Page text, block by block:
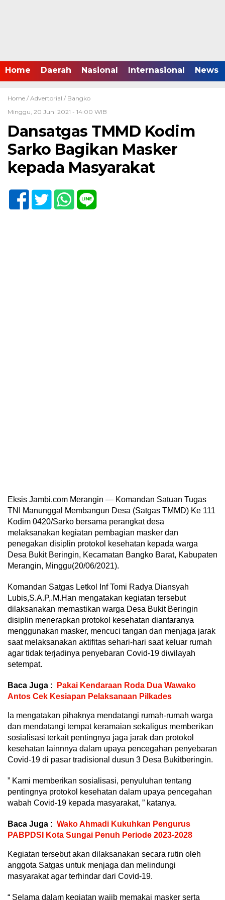
Home Daerah Nasional Internasional News
Home / Advertorial / Bangko
Minggu, 20 Juni 2021 - 14:00 WIB
Dansatgas TMMD Kodim
Sarko Bagikan Masker
kepada Masyarakat
Eksis Jambi.com Merangin — Komandan Satuan Tugas
TNI Manunggal Membangun Desa (Satgas TMMD) Ke 111
Kodim 0420/Sarko bersama perangkat desa
melaksanakan kegiatan pembagian masker dan
penegakan disiplin protokol kesehatan kepada warga
Desa Bukit Beringin, Kecamatan Bangko Barat, Kabupaten
Merangin, Minggu(20/06/2021).
Komandan Satgas Letkol Inf Tomi Radya Diansyah
Lubis,S.A.P,.M.Han mengatakan kegiatan tersebut
dilaksanakan memastikan warga Desa Bukit Beringin
disiplin menerapkan protokol kesehatan diantaranya
menggunakan masker, mencuci tangan dan menjaga jarak
saat melaksanakan aktifitas sehari-hari saat keluar rumah
agar tidak terjadinya penyebaran Covid-19 diwilayah
setempat.
Baca Juga :
Pakai Kendaraan Roda Dua Wawako
Antos Cek Kesiapan Pelaksanaan Pilkades
Ia mengatakan pihaknya mendatangi rumah-rumah warga
dan mendatangi tempat keramaian sekaligus memberikan
sosialisasi terkait pentingnya jaga jarak dan protokol
kesehatan lainnnya dalam upaya pencegahan penyebaran
Covid-19 di pasar tradisional dusun 3 Desa Bukitberingin.
” Kami memberikan sosialisasi, penyuluhan tentang
pentingnya protokol kesehatan dalam upaya pencegahan
wabah Covid-19 kepada masyarakat, ” katanya.
Baca Juga : Wako Ahmadi Kukuhkan Pengurus
PABPDSI Kota Sungai Penuh Periode 2023-2028
Kegiatan tersebut akan dilaksanakan secara rutin oleh
anggota Satgas untuk menjaga dan melindungi
masyarakat agar terhindar dari Covid-19.
“ Selama dalam kegiatan wajib memakai masker serta